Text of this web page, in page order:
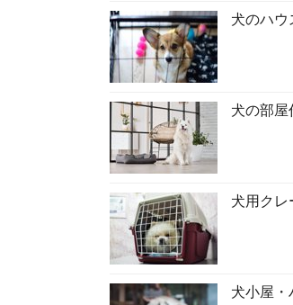
犬のハウ
犬の部屋
犬用クレ
犬小屋・